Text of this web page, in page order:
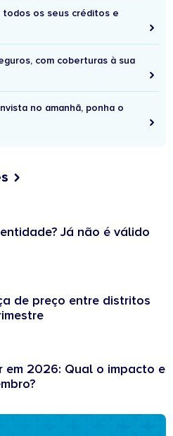
os seus créditos e
com coberturas à sua
no amanhã, ponha o
Já não é válido
de preço entre distritos
em 2026: Qual o impacto e